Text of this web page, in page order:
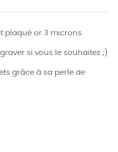
plaqué or 3 microns.
si vous le souhaitez ;)
grâce à sa perle de